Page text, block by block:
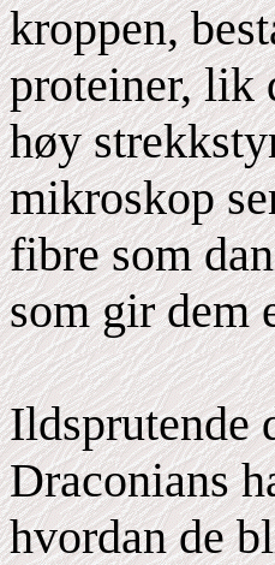
kroppen,
proteiner, lik
høy
mikroskop
fibre som
som gir dem
Ildsprutende
Draconians
hvordan de